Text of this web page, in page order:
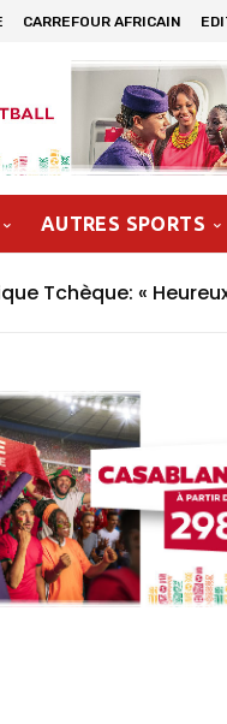
CARREFOUR AFRICAIN
AUTRES SPORTS
Tchèque: «